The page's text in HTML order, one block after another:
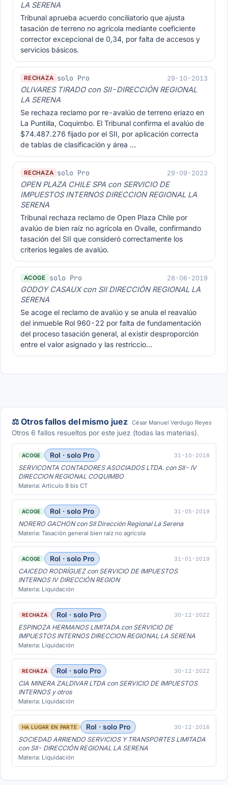
LA SERENA
Tribunal aprueba acuerdo conciliatorio que ajusta
tasación de terreno no agrícola mediante coeficiente
corrector excepcional de 0,34, por falta de accesos y
servicios básicos.
RECHAZA solo Pro 29-10-2013
OLIVARES TIRADO con SII-DIRECCIÓN REGIONAL
LA SERENA
Se rechaza reclamo por re-avalúo de terreno eriazo en
La Puntilla, Coquimbo. El Tribunal confirma el avalúo de
$74.487.276 fijado por el SII, por aplicación correcta
de tablas de clasificación y área …
RECHAZA solo Pro 29-09-2023
OPEN PLAZA CHILE SPA con SERVICIO DE
IMPUESTOS INTERNOS DIRECCION REGIONAL LA
SERENA
Tribunal rechaza reclamo de Open Plaza Chile por
avalúo de bien raíz no agrícola en Ovalle, confirmando
tasación del SII que consideró correctamente los
criterios legales de avalúo.
ACOGE solo Pro 28-06-2019
GODOY CASAUX con SII DIRECCIÓN REGIONAL LA
SERENA
Se acoge el reclamo de avalúo y se anula el reavalúo
del inmueble Rol 960-22 por falta de fundamentación
del proceso tasación general, al existir desproporción
entre el valor asignado y las restriccio…
⚖️ Otros fallos del mismo juez César Manuel Verdugo Reyes
Otros 6 fallos resueltos por este juez (todas las materias).
ACOGE Rol · solo Pro 31-10-2018
SERVICONTA CONTADORES ASOCIADOS LTDA. con SII- IV
DIRECCION REGIONAL COQUIMBO
Materia: Artículo 8 bis CT
ACOGE Rol · solo Pro 31-05-2019
NORERO GACHON con SII Dirección Regional La Serena
Materia: Tasación general bien raíz no agrícola
ACOGE Rol · solo Pro 31-01-2019
CAICEDO RODRÍGUEZ con SERVICIO DE IMPUESTOS
INTERNOS IV DIRECCIÓN REGION
Materia: Liquidación
RECHAZA Rol · solo Pro 30-12-2022
ESPINOZA HERMANOS LIMITADA con SERVICIO DE
IMPUESTOS INTERNOS DIRECCION REGIONAL LA SERENA
Materia: Liquidación
RECHAZA Rol · solo Pro 30-12-2022
CIA MINERA ZALDIVAR LTDA con SERVICIO DE IMPUESTOS
INTERNOS y otros
Materia: Liquidación
HA LUGAR EN PARTE Rol · solo Pro 30-12-2016
SOCIEDAD ARRIENDO SERVICIOS Y TRANSPORTES LIMITADA
con SII- DIRECCIÓN REGIONAL LA SERENA
Materia: Liquidación